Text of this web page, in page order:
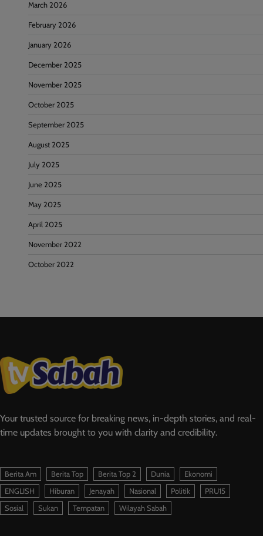
March 2026
February 2026
January 2026
December 2025
November 2025
October 2025
September 2025
August 2025
July 2025
June 2025
May 2025
April 2025
November 2022
October 2022
Your trusted source for breaking news, in-depth stories, and real-
time updates brought to you with clarity and credibility.
Berita Am Berita Top Berita Top 2 Dunia
Ekonomi
ENGLISH
Hiburan Jenayah Nasional Politik
PRU15
Sosial
Sukan Tempatan Wilayah Sabah